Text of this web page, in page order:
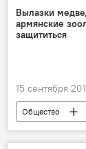
В мире
Миша Галустян
Вылазки
армянские
защититься
15 сентября
Общество